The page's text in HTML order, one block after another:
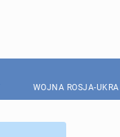
WOJNA ROSJA-